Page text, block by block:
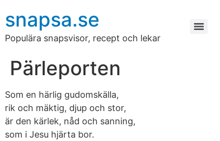
snapsa.se
Populära snapsvisor, recept och lekar
Pärleporten
Som en härlig gudomskälla,
rik och mäktig, djup och stor,
är den kärlek, nåd och sanning,
som i Jesu hjärta bor.